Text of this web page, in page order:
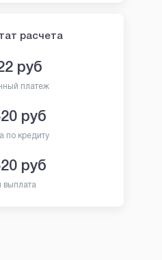
расчета
руб
платеж
руб
по кредиту
руб